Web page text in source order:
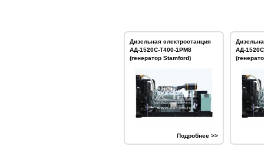
Дизельная электростанция
АД-1520С-Т400-1РМ8
(генератор Stamford)
Подробнее >>
АД-